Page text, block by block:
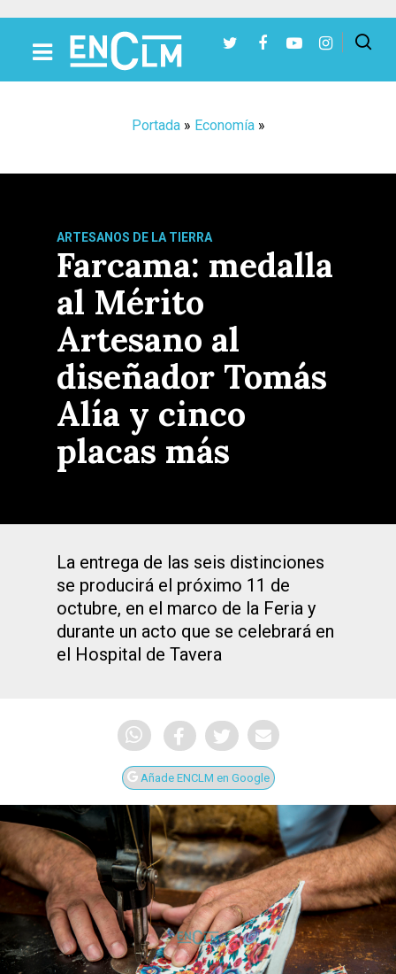
Portada» Economía»
ARTESANOS DE LA TIERRA
Farcama: medalla
al Mérito
Artesano al
diseñador Tomás
Alía y cinco
placas más
La entrega de las seis distinciones
se producirá el próximo 11 de
octubre, en el marco de la Feria y
durante un acto que se celebrará en
el Hospital de Tavera
Añade ENCLM en Google